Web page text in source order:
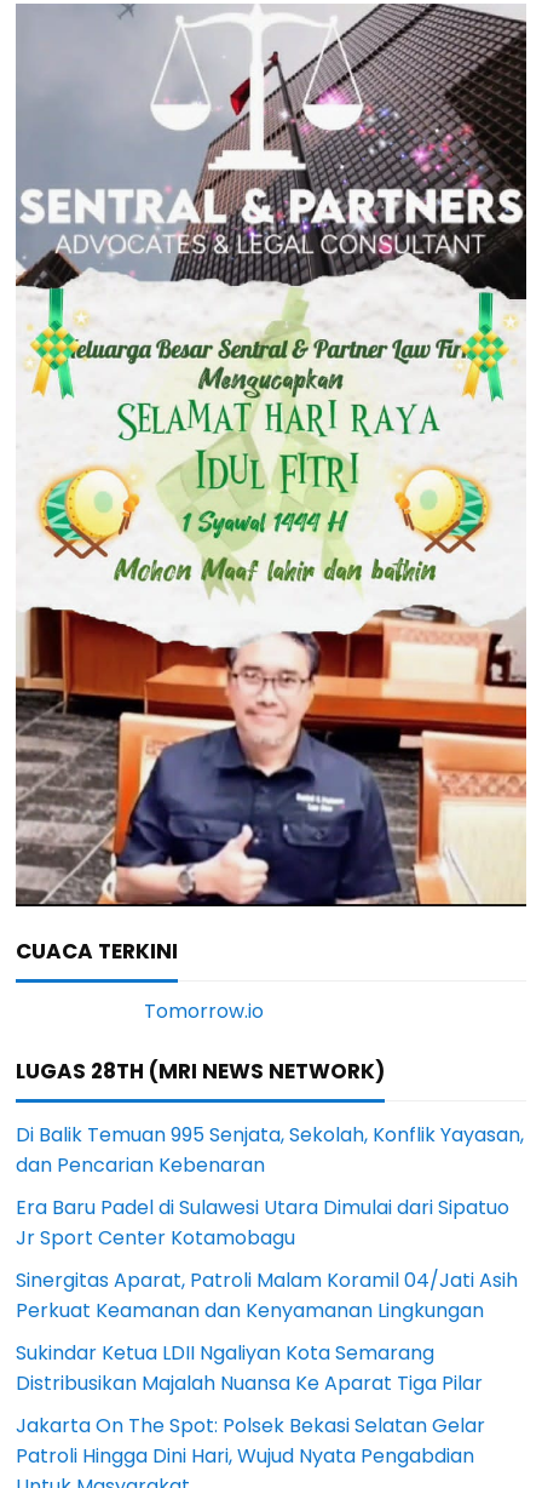
CUACA TERKINI
LUGAS 28TH (MRI NEWS NETWORK)
Di Balik Temuan 995 Senjata, Sekolah, Konflik Yayasan,
dan Pencarian Kebenaran
Era Baru Padel di Sulawesi Utara Dimulai dari Sipatuo
Jr Sport Center Kotamobagu
Sinergitas Aparat, Patroli Malam Koramil 04/Jati Asih
Perkuat Keamanan dan Kenyamanan Lingkungan
Sukindar Ketua LDII Ngaliyan Kota Semarang
Distribusikan Majalah Nuansa Ke Aparat Tiga Pilar
Jakarta On The Spot: Polsek Bekasi Selatan Gelar
Patroli Hingga Dini Hari, Wujud Nyata Pengabdian